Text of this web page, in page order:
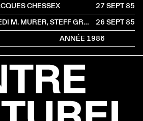
CHESSEX
27 SEPT1985
MICHEL SOUTTER, FREDI M. MURER, STEFF GRUBER
26 SEPT1985
ANNÉE 1986